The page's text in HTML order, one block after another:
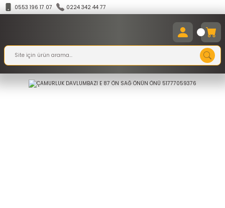
0553 196 17 07 0224 342 44 77